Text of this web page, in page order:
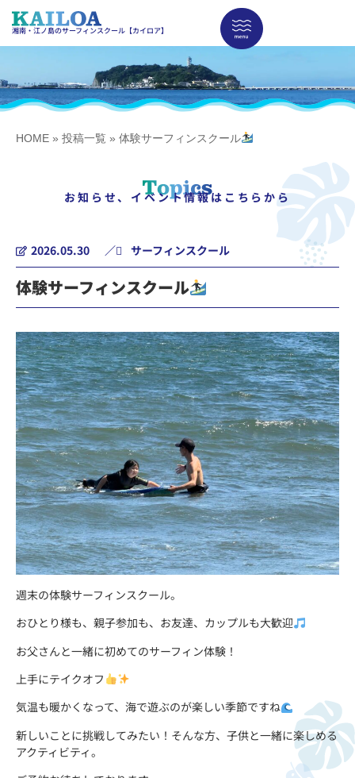
湘南・江ノ島のサーフィンスクール【カイロア】
HOME » 投稿一覧 » 体験サーフィンスクール
お知らせ、イベント情報はこちらから
2026.05.30 ／ サーフィンスクール
体験サーフィンスクール
週末の体験サーフィンスクール。
おひとり様も、親子参加も、お友達、カップルも大歓迎
お父さんと一緒に初めてのサーフィン体験！
上手にテイクオフ
気温も暖かくなって、海で遊ぶのが楽しい季節ですね
新しいことに挑戦してみたい！そんな方、子供と一緒に楽しめる
アクティビティ。